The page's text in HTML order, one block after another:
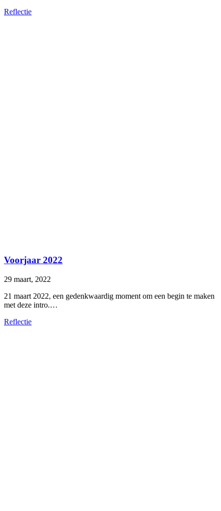
Reflectie
Voorjaar 2022
29 maart, 2022
21 maart 2022, een gedenkwaardig moment om een begin te maken
met deze intro.…
Reflectie